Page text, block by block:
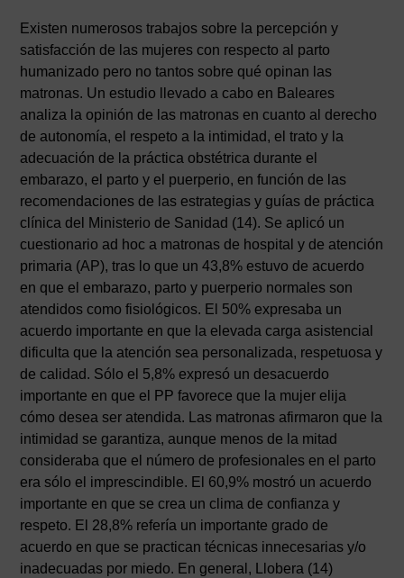
Existen numerosos trabajos sobre la percepción y
satisfacción de las mujeres con respecto al parto
humanizado pero no tantos sobre qué opinan las
matronas. Un estudio llevado a cabo en Baleares
analiza la opinión de las matronas en cuanto al derecho
de autonomía, el respeto a la intimidad, el trato y la
adecuación de la práctica obstétrica durante el
embarazo, el parto y el puerperio, en función de las
recomendaciones de las estrategias y guías de práctica
clínica del Ministerio de Sanidad (14). Se aplicó un
cuestionario ad hoc a matronas de hospital y de atención
primaria (AP), tras lo que un 43,8% estuvo de acuerdo
en que el embarazo, parto y puerperio normales son
atendidos como fisiológicos. El 50% expresaba un
acuerdo importante en que la elevada carga asistencial
dificulta que la atención sea personalizada, respetuosa y
de calidad. Sólo el 5,8% expresó un desacuerdo
importante en que el PP favorece que la mujer elija
cómo desea ser atendida. Las matronas afirmaron que la
intimidad se garantiza, aunque menos de la mitad
consideraba que el número de profesionales en el parto
era sólo el imprescindible. El 60,9% mostró un acuerdo
importante en que se crea un clima de confianza y
respeto. El 28,8% refería un importante grado de
acuerdo en que se practican técnicas innecesarias y/o
inadecuadas por miedo. En general, Llobera (14)